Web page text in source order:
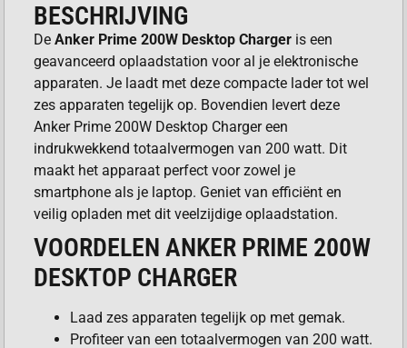
BESCHRIJVING
DeAnker Prime 200W Desktop Charger is een
geavanceerd oplaadstation voor al je elektronische
apparaten. Je laadt met deze compacte lader tot wel
zes apparaten tegelijk op. Bovendien levert deze
Anker Prime 200W Desktop Charger een
indrukwekkend totaalvermogen van 200 watt. Dit
maakt het apparaat perfect voor zowel je
smartphone als je laptop. Geniet van efficiënt en
veilig opladen met dit veelzijdige oplaadstation.
VOORDELEN ANKER PRIME 200W
DESKTOP CHARGER
Laad zes apparaten tegelijk op met gemak.
Profiteer van een totaalvermogen van 200 watt.